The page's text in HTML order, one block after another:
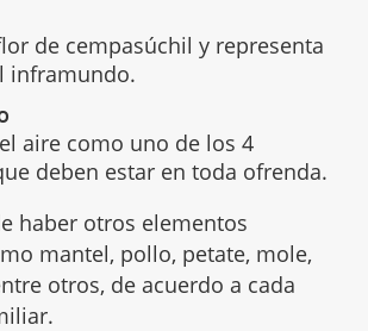
de cempasúchil y representa
inframundo.
aire como uno de los 4
deben estar en toda ofrenda.
haber otros elementos
mantel, pollo, petate, mole,
otros, de acuerdo a cada